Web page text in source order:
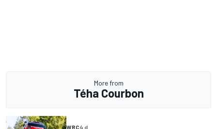
More from
Téha Courbon
WRC4 d